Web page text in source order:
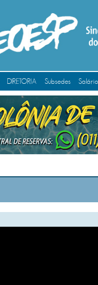
DIRETORIA Subsedes